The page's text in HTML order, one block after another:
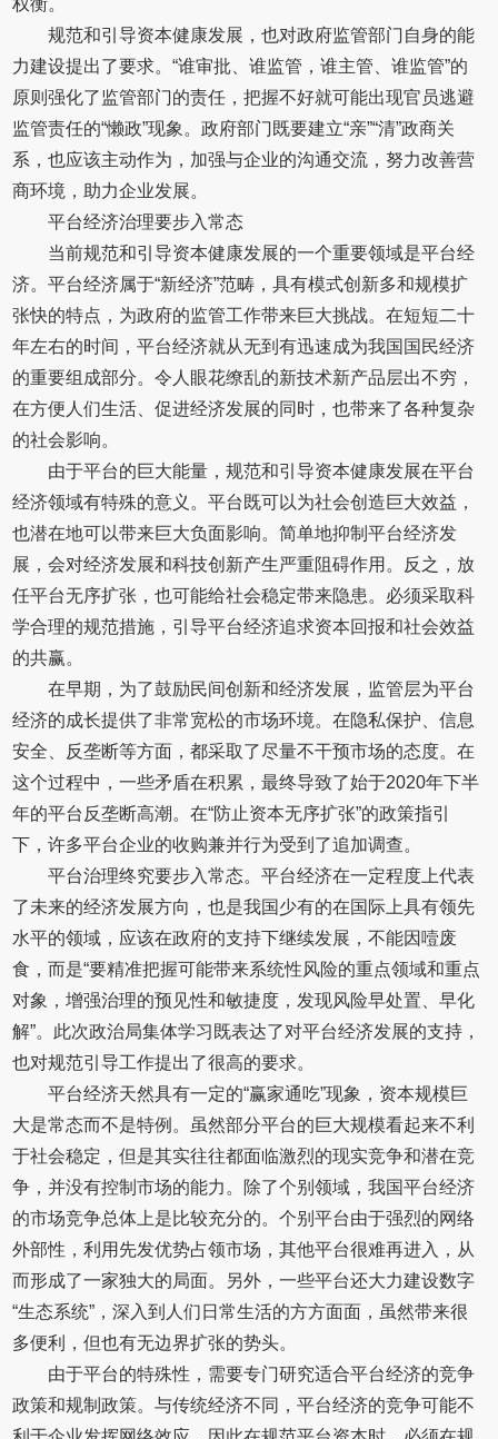
权衡。
规范和引导资本健康发展，也对政府监管部门自身的能
力建设提出了要求。“谁审批、谁监管，谁主管、谁监管”的
原则强化了监管部门的责任，把握不好就可能出现官员逃避
监管责任的“懒政”现象。政府部门既要建立“亲”“清”政商关
系，也应该主动作为，加强与企业的沟通交流，努力改善营
商环境，助力企业发展。
平台经济治理要步入常态
当前规范和引导资本健康发展的一个重要领域是平台经
济。平台经济属于“新经济”范畴，具有模式创新多和规模扩
张快的特点，为政府的监管工作带来巨大挑战。在短短二十
年左右的时间，平台经济就从无到有迅速成为我国国民经济
的重要组成部分。令人眼花缭乱的新技术新产品层出不穷，
在方便人们生活、促进经济发展的同时，也带来了各种复杂
的社会影响。
由于平台的巨大能量，规范和引导资本健康发展在平台
经济领域有特殊的意义。平台既可以为社会创造巨大效益，
也潜在地可以带来巨大负面影响。简单地抑制平台经济发
展，会对经济发展和科技创新产生严重阻碍作用。反之，放
任平台无序扩张，也可能给社会稳定带来隐患。必须采取科
学合理的规范措施，引导平台经济追求资本回报和社会效益
的共赢。
在早期，为了鼓励民间创新和经济发展，监管层为平台
经济的成长提供了非常宽松的市场环境。在隐私保护、信息
安全、反垄断等方面，都采取了尽量不干预市场的态度。在
这个过程中，一些矛盾在积累，最终导致了始于2020年下半
年的平台反垄断高潮。在“防止资本无序扩张”的政策指引
下，许多平台企业的收购兼并行为受到了追加调查。
平台治理终究要步入常态。平台经济在一定程度上代表
了未来的经济发展方向，也是我国少有的在国际上具有领先
水平的领域，应该在政府的支持下继续发展，不能因噎废
食，而是“要精准把握可能带来系统性风险的重点领域和重点
对象，增强治理的预见性和敏捷度，发现风险早处置、早化
解”。此次政治局集体学习既表达了对平台经济发展的支持，
也对规范引导工作提出了很高的要求。
平台经济天然具有一定的“赢家通吃”现象，资本规模巨
大是常态而不是特例。虽然部分平台的巨大规模看起来不利
于社会稳定，但是其实往往都面临激烈的现实竞争和潜在竞
争，并没有控制市场的能力。除了个别领域，我国平台经济
的市场竞争总体上是比较充分的。个别平台由于强烈的网络
外部性，利用先发优势占领市场，其他平台很难再进入，从
而形成了一家独大的局面。另外，一些平台还大力建设数字
“生态系统”，深入到人们日常生活的方方面面，虽然带来很
多便利，但也有无边界扩张的势头。
由于平台的特殊性，需要专门研究适合平台经济的竞争
政策和规制政策。与传统经济不同，平台经济的竞争可能不